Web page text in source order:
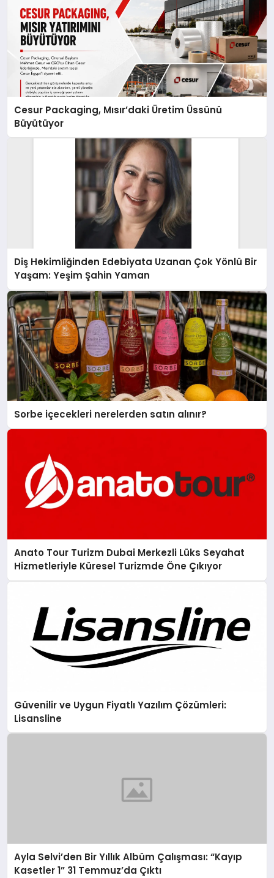
Cesur Packaging, Mısır’daki Üretim Üssünü
Büyütüyor
Diş Hekimliğinden Edebiyata Uzanan Çok Yönlü Bir
Yaşam: Yeşim Şahin Yaman
Sorbe içecekleri nerelerden satın alınır?
Anato Tour Turizm Dubai Merkezli Lüks Seyahat
Hizmetleriyle Küresel Turizmde Öne Çıkıyor
Güvenilir ve Uygun Fiyatlı Yazılım Çözümleri:
Lisansline
Ayla Selvi’den Bir Yıllık Albüm Çalışması: “Kayıp
Kasetler 1” 31 Temmuz’da Çıktı